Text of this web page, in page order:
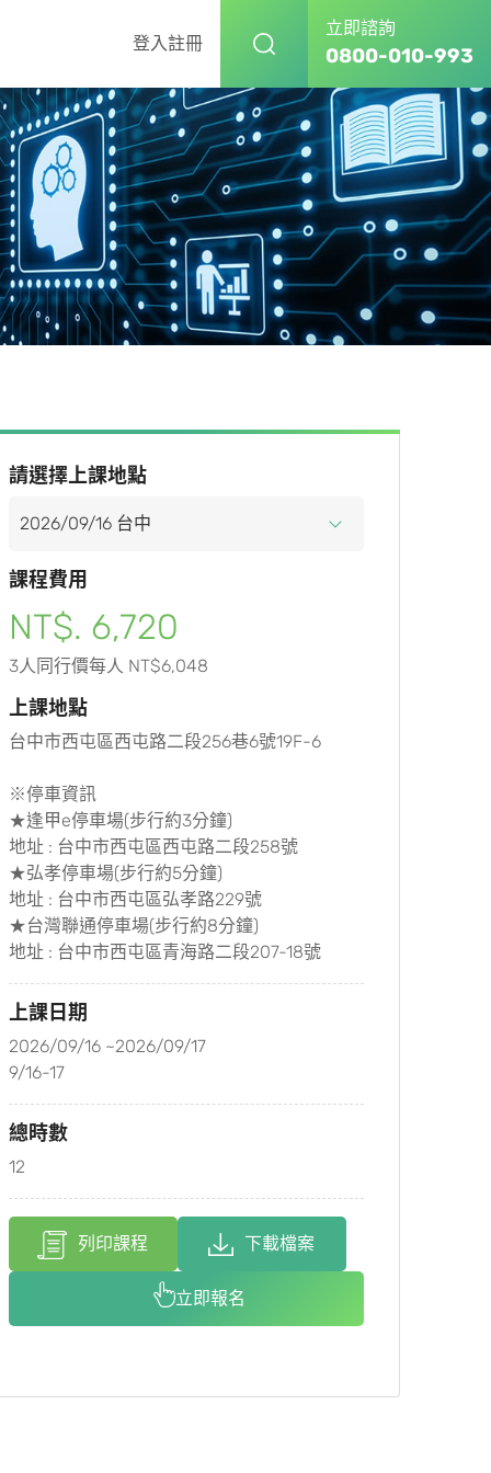
登入註冊
立即諮詢
0800-010-993
請選擇上課地點
課程費用
NT$. 6,720
3人同行價每人 NT$6,048
上課地點
台中市西屯區西屯路二段256巷6號19F-6
※停車資訊
★逢甲e停車場(步行約3分鐘)
地址 : 台中市西屯區西屯路二段258號
★弘孝停車場(步行約5分鐘)
地址 : 台中市西屯區弘孝路229號
★台灣聯通停車場(步行約8分鐘)
地址 : 台中市西屯區青海路二段207-18號
上課日期
2026/09/16 ~2026/09/17
9/16-17
總時數
12
列印課程 下載檔案
立即報名